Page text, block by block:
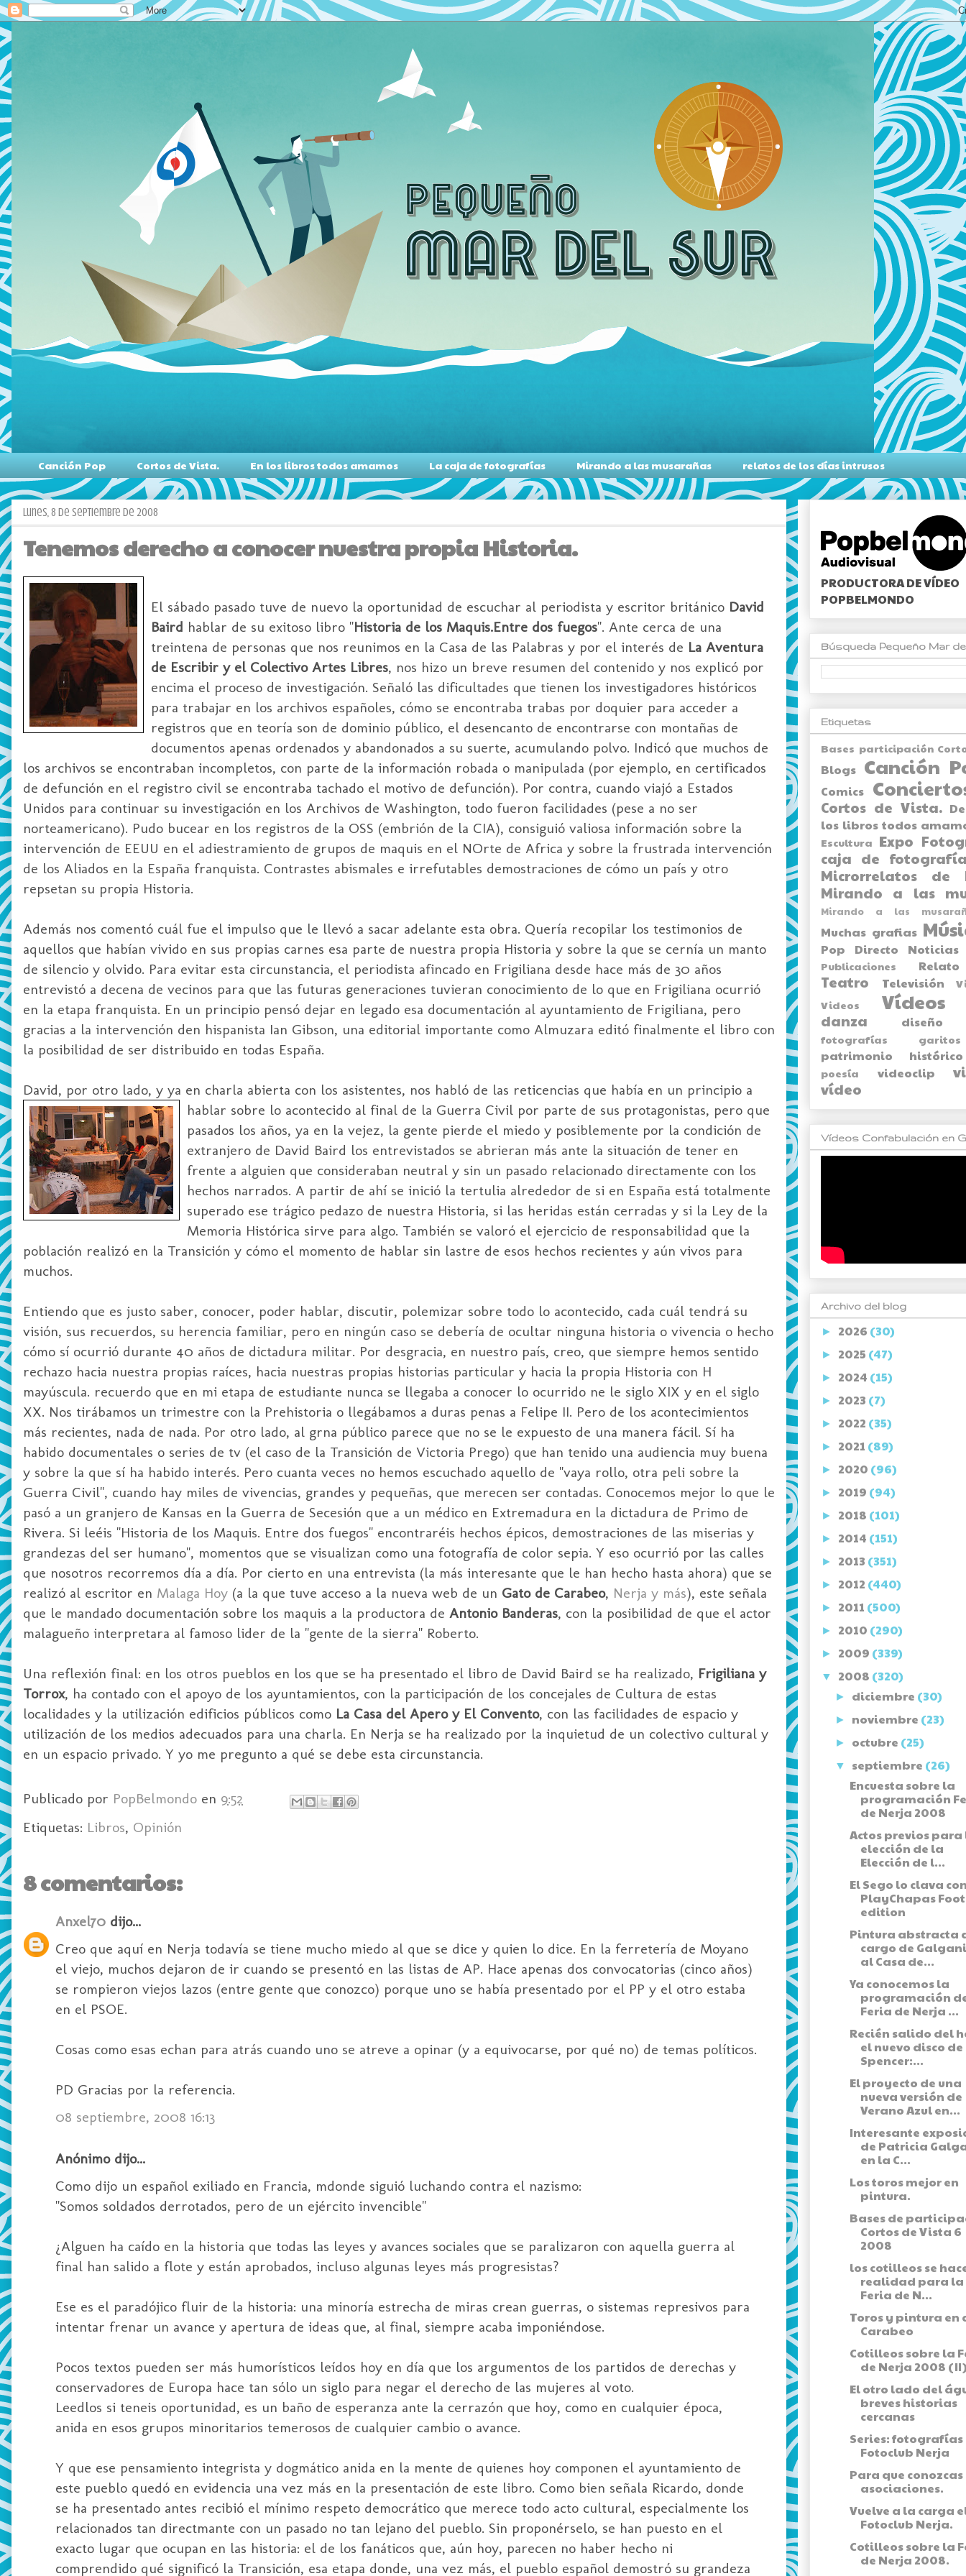
Canción Pop Cortos de Vista. En los libros todos amamos La caja de fotografías Mirando a las musarañas relatos de los días intrusos
lunes, 8 de septiembre de 2008
Tenemos derecho a conocer nuestra propia Historia.
El sábado pasado tuve de nuevo la oportunidad de escuchar al periodista y escritor británico David
Baird hablar de su exitoso libro "Historia de los Maquis.Entre dos fuegos". Ante cerca de una
treintena de personas que nos reunimos en la Casa de las Palabras y por el interés de La Aventura
de Escribir y el Colectivo Artes Libres, nos hizo un breve resumen del contenido y nos explicó por
encima el proceso de investigación. Señaló las dificultades que tienen los investigadores históricos
para trabajar en los archivos españoles, cómo se encontraba trabas por doquier para acceder a
registros que en teoría son de dominio público, el desencanto de encontrarse con montañas de
documentos apenas ordenados y abandonados a su suerte, acumulando polvo. Indicó que muchos de
los archivos se encontraban incompletos, con parte de la información robada o manipulada (por ejemplo, en certificados
de defunción en el registro civil se encontraba tachado el motivo de defunción). Por contra, cuando viajó a Estados
Unidos para continuar su investigación en los Archivos de Washington, todo fueron facilidades (pese a no ser
norteamericano). Pudo bucear en los registros de la OSS (embrión de la CIA), consiguió valiosa información sobre la
intervención de EEUU en el adiestramiento de grupos de maquis en el NOrte de Africa y sobre la frustrada intervención
de los Aliados en la España franquista. Contrastes abismales e irrefutables demostraciones de cómo un país y otro
repsetan su propia Historia.
Además nos comentó cuál fue el impulso que le llevó a sacar adelante esta obra. Quería recopilar los testimonios de
aquellos que habían vivido en sus propias carnes esa parte de nuestra propia Historia y sobre la que se cernía un manto
de silencio y olvido. Para evitar esta circunstancia, el periodista afincado en Frigiliana desde hace más de 30 años
entrevistó a decena de vecinos para que las futuras generaciones tuvieran conocimiento de lo que en Frigiliana ocurrió
en la etapa franquista. En un principio pensó dejar en legado esa documentación al ayuntamiento de Frigiliana, pero
gracias a la intervención den hispanista Ian Gibson, una editorial importante como Almuzara editó finalmente el libro con
la posibilidad de ser distribuido en todas España.
David, por otro lado, y ya en charla abierta con los asistentes, nos habló de las reticencias que había en un principio a
hablar sobre lo acontecido al final de la Guerra Civil por parte de sus protagonistas, pero que
pasados los años, ya en la vejez, la gente pierde el miedo y posiblemente por la condición de
extranjero de David Baird los entrevistados se abrieran más ante la situación de tener en
frente a alguien que consideraban neutral y sin un pasado relacionado directamente con los
hechos narrados. A partir de ahí se inició la tertulia alrededor de si en España está totalmente
superado ese trágico pedazo de nuestra Historia, si las heridas están cerradas y si la Ley de la
Memoria Histórica sirve para algo. También se valoró el ejercicio de responsabilidad que la
población realizó en la Transición y cómo el momento de hablar sin lastre de esos hechos recientes y aún vivos para
muchos.
Entiendo que es justo saber, conocer, poder hablar, discutir, polemizar sobre todo lo acontecido, cada cuál tendrá su
visión, sus recuerdos, su herencia familiar, pero en ningún caso se debería de ocultar ninguna historia o vivencia o hecho
cómo sí ocurrió durante 40 años de dictadura militar. Por desgracia, en nuestro país, creo, que siempre hemos sentido
rechazo hacia nuestra propias raíces, hacia nuestras propias historias particular y hacia la propia Historia con H
mayúscula. recuerdo que en mi etapa de estudiante nunca se llegaba a conocer lo ocurrido ne le siglo XIX y en el siglo
XX. Nos tirábamos un trimestre con la Prehistoria o llegábamos a duras penas a Felipe II. Pero de los acontecimientos
más recientes, nada de nada. Por otro lado, al grna público parece que no se le expuesto de una manera fácil. Sí ha
habido documentales o series de tv (el caso de la Transición de Victoria Prego) que han tenido una audiencia muy buena
y sobre la que sí ha habido interés. Pero cuanta veces no hemos escuchado aquello de "vaya rollo, otra peli sobre la
Guerra Civil", cuando hay miles de vivencias, grandes y pequeñas, que merecen ser contadas. Conocemos mejor lo que le
pasó a un granjero de Kansas en la Guerra de Secesión que a un médico en Extremadura en la dictadura de Primo de
Rivera. Si leéis "Historia de los Maquis. Entre dos fuegos" encontraréis hechos épicos, demostraciones de las miserias y
grandezas del ser humano", momentos que se visualizan como una fotografía de color sepia. Y eso ocurrió por las calles
que nosotros recorremos día a día. Por cierto en una entrevista (la más interesante que le han hecho hasta ahora) que se
realizó al escritor en Malaga Hoy (a la que tuve acceso a la nueva web de un Gato de Carabeo, Nerja y más), este señala
que le mandado documentación sobre los maquis a la productora de Antonio Banderas, con la posibilidad de que el actor
malagueño interpretara al famoso lider de la "gente de la sierra" Roberto.
Una reflexión final: en los otros pueblos en los que se ha presentado el libro de David Baird se ha realizado, Frigiliana y
Torrox, ha contado con el apoyo de los ayuntamientos, con la participación de los concejales de Cultura de estas
localidades y la utilización edificios públicos como La Casa del Apero y El Convento, con las facilidades de espacio y
utilización de los medios adecuados para una charla. En Nerja se ha realizado por la inquietud de un colectivo cultural y
en un espacio privado. Y yo me pregunto a qué se debe esta circunstancia.
Publicado por PopBelmondo en 9:52
Etiquetas: Libros, Opinión
8 comentarios:
Anxel70 dijo...
Creo que aquí en Nerja todavía se tiene mucho miedo al que se dice y quien lo dice. En la ferretería de Moyano
el viejo, muchos dejaron de ir cuando se presentó en las listas de AP. Hace apenas dos convocatorias (cinco años)
se rompieron viejos lazos (entre gente que conozco) porque uno se había presentado por el PP y el otro estaba
en el PSOE.
Cosas como esas echan para atrás cuando uno se atreve a opinar (y a equivocarse, por qué no) de temas políticos.
PD Gracias por la referencia.
08 septiembre, 2008 16:13
Anónimo dijo...
Como dijo un español exiliado en Francia, mdonde siguió luchando contra el nazismo:
"Somos soldados derrotados, pero de un ejército invencible"
¿Alguen ha caído en la historia que todas las leyes y avances sociales que se paralizaron con aquella guerra al
final han salido a flote y están aprobados, incluso algunas leyes más progresistas?
Ese es el paradójico fluir de la historia: una minoría estrecha de miras crean guerras, o sistemas represivos para
intentar frenar un avance y apertura de ideas que, al final, siempre acaba imponiéndose.
Pocos textos pueden ser más humorísticos leídos hoy en día que los argumentos de los partidos de derechas y
conservadores de Europa hace tan sólo un siglo para negar el derecho de las mujeres al voto.
Leedlos si teneis oportunidad, es un baño de esperanza ante la cerrazón que hoy, como en cualquier época,
anida en esos grupos minoritarios temerosos de cualquier cambio o avance.
Y que ese pensamiento integrista y dogmático anida en la mente de quienes hoy componen el ayuntamiento de
este pueblo quedó en evidencia una vez más en la presentación de este libro. Como bien señala Ricardo, donde
se ha presentado antes recibió el mínimo respeto democrático que merece todo acto cultural, especialmente los
relacionados tan directmante con un pasado no tan lejano del pueblo. Sin proponérselo, se han puesto en el
exacto lugar que ocupan en las historia: el de los fanáticos que, aún hoy, parecen no haber hecho ni
comprendido qué significó la Transición, esa etapa donde, una vez más, el pueblo español demostró su grandeza
PRODUCTORA DE VÍDEO
POPBELMONDO
Búsqueda Pequeño Mar
Etiquetas
Bases participación
Blogs Canción
Comics
Cortos de Vista.
los libros todos
Escultura Expo
caja de
Microrrelatos de
Mirando a las
Mirando a las
Muchas grafias
Pop Directo Noticias
Publicaciones Relato
Teatro Televisión
Videos
Vídeos
danza diseño
fotografías garitos
patrimonio histórico
poesía videoclip
vídeo
Vídeos Confabulación en
Archivo del blog
► 2026 (30)
► 2025 (47)
► 2024 (15)
► 2023 (7)
► 2022 (35)
► 2021 (89)
► 2020 (96)
► 2019 (94)
► 2018 (101)
► 2014 (151)
► 2013 (351)
► 2012 (440)
► 2011 (500)
► 2010 (290)
► 2009 (339)
▼ 2008 (320)
► diciembre (30)
► noviembre (23)
► octubre (25)
▼ septiembre (26)
Encuesta sobre la
programación
de Nerja 2008
Actos previos para
elección de la
Elección de l...
El Sego lo clava
PlayChapas
edition
Pintura abstracta
cargo de
al Casa de...
Ya conocemos la
programación
Feria de Nerja ...
Recién salido del
el nuevo disco de
Spencer:...
El proyecto de una
nueva versión de
Verano Azul en...
Interesante
de Patricia
en la C...
Los toros mejor en
pintura.
Bases de
Cortos de Vista 6
2008
los cotilleos se
realidad para la
Feria de N...
Toros y pintura en
Carabeo
Cotilleos sobre la
de Nerja 2008
El otro lado del
breves historias
cercanas
Series:
Fotoclub Nerja
Para que
asociaciones.
Vuelve a la carga
Fotoclub Nerja.
Cotilleos sobre la
de Nerja 2008.